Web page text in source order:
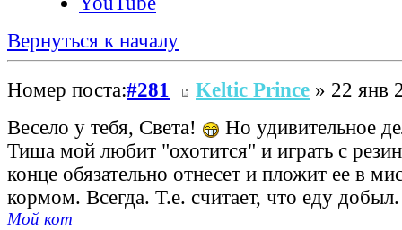
Вернуться к началу
Номер поста:#281 Keltic Prince » 22 янв
Весело у тебя, Света!
Но удивительное
Тиша мой любит "охотится" и играть с
конце обязательно отнесет и пложит ее в
кормом. Всегда. Т.е. считает, что еду
Мой кот